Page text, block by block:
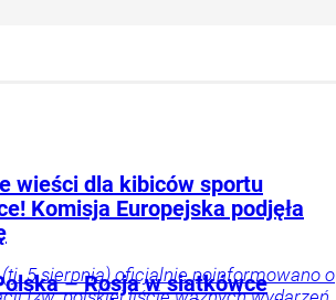
wieści dla kibiców sportu
Komisja Europejska podjęła
(tj. 5 sierpnia) oficjalnie poinformowano o
– Rosja w siatkówce